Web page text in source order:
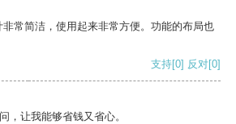
常简洁，使用起来非常方便。功能的布局也
支持[0] 反对[0]
，让我能够省钱又省心。